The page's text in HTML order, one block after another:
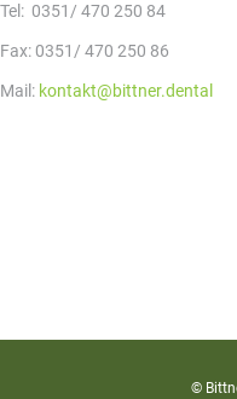
Tel: 0351/ 470 250 84
Fax: 0351/ 470 250 86
Mail: kontakt@bittner.dental
©